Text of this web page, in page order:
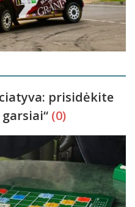
prisidėkite
(0)